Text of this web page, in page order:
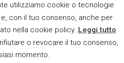
potrebbe permettere
all’interno di un
insieme unico di varianti
famiglia dei da Vinci.
utilizziamo cookie o tecnologie
con il tuo consenso, anche per
nella cookie policy. Leggi tutto
o revocare il tuo consenso,
momento.